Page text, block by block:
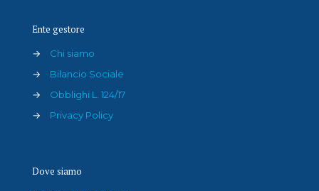
Ente gestore
→
Chi siamo
→
Bilancio Sociale
→
Obblighi L. 124/17
→
Privacy Policy
Dove siamo